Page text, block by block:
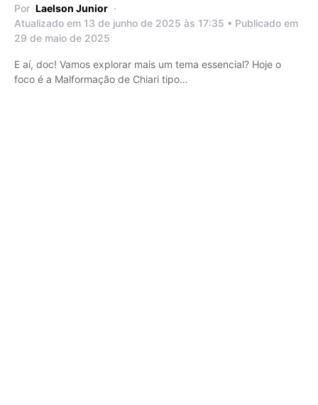
Por Laelson Junior
Atualizado em 13 de junho de 2025 às 17:35 • Publicado em
29 de maio de 2025
E aí, doc! Vamos explorar mais um tema essencial? Hoje o
foco é a Malformação de Chiari tipo…